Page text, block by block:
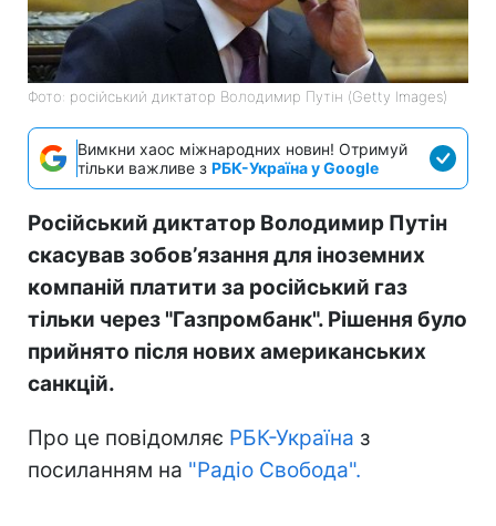
Фото: російський диктатор Володимир Путін (Getty Images)
Вимкни хаос міжнародних новин! Отримуй
тільки важливе з РБК-Україна у Google
Російський диктатор Володимир Путін
скасував зобовʼязання для іноземних
компаній платити за російський газ
тільки через "Газпромбанк". Рішення було
прийнято після нових американських
санкцій.
Про це повідомляє РБК-Україна з
посиланням на "Радіо Свобода".